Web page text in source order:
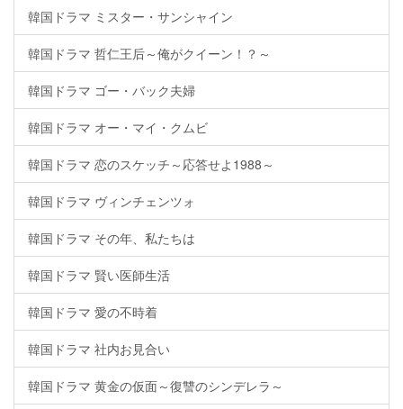
韓国ドラマ ミスター・サンシャイン
韓国ドラマ 哲仁王后～俺がクイーン！？～
韓国ドラマ ゴー・バック夫婦
韓国ドラマ オー・マイ・クムビ
韓国ドラマ 恋のスケッチ～応答せよ1988～
韓国ドラマ ヴィンチェンツォ
韓国ドラマ その年、私たちは
韓国ドラマ 賢い医師生活
韓国ドラマ 愛の不時着
韓国ドラマ 社内お見合い
韓国ドラマ 黄金の仮面～復讐のシンデレラ～